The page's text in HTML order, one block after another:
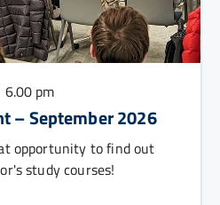
pm
– September 2026
opportunity to find out
study courses!